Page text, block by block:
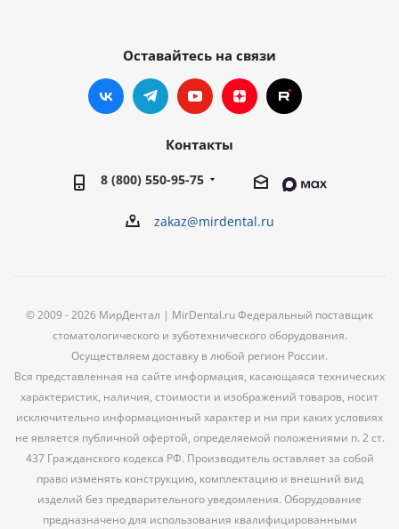
Оставайтесь на связи
Контакты
8 (800) 550-95-75
zakaz@mirdental.ru
© 2009 - 2026 МирДентал | MirDental.ru Федеральный поставщик
стоматологического и зуботехнического оборудования.
Осуществляем доставку в любой регион России.
Вся представленная на сайте информация, касающаяся технических
характеристик, наличия, стоимости и изображений товаров, носит
исключительно информационный характер и ни при каких условиях
не является публичной офертой, определяемой положениями п. 2 ст.
437 Гражданского кодекса РФ. Производитель оставляет за собой
право изменять конструкцию, комплектацию и внешний вид
изделий без предварительного уведомления. Оборудование
предназначено для использования квалифицированными